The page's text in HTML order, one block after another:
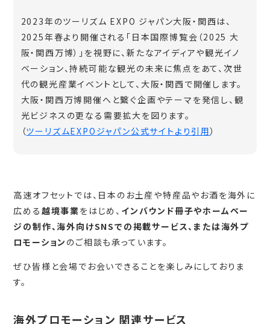
2023年のツーリズム EXPO ジャパン大阪・関西は、
2025年春より開催される「日本国際博覧会（2025 大
阪・関西万博）」を視野に、新たなアイディアや観光イノ
ベーション、持続可能な観光の未来に焦点をあて、次世
代の観光産業イベントとして、大阪・関西で開催します。
大阪・関西万博開催へと繋ぐ企画やテーマを発信し、観
光ビジネスの更なる需要拡大を図ります。
（ツーリズムEXPOジャパン公式サイトより引用）
高速オフセットでは、日本のお土産や特産品やお酒を海外に
広める 越境事業をはじめ、 インバウンド冊子やホームペー
ジの制作、海外向けSNSでの掲載サービス、または海外プ
ロモーション のご相談も承っています。
ぜひ皆様と会場でお会いできることを楽しみにしておりま
す。
海外プロモーション 関連サービス